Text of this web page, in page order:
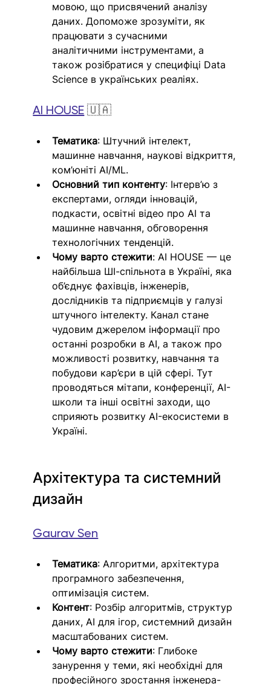
мовою, що присвячений аналізу
даних. Допоможе зрозуміти, як
працювати з сучасними
аналітичними інструментами, а
також розібратися у специфіці Data
Science в українських реаліях.
AI HOUSE 🇺🇦
Тематика: Штучний інтелект,
машинне навчання, наукові відкриття,
ком’юніті AI/ML.
Основний тип контенту: Інтерв’ю з
експертами, огляди інновацій,
подкасти, освітні відео про AI та
машинне навчання, обговорення
технологічних тенденцій.
Чому варто стежити: AI HOUSE — це
найбільша ШІ-спільнота в Україні, яка
об’єднує фахівців, інженерів,
дослідників та підприємців у галузі
штучного інтелекту. Канал стане
чудовим джерелом інформації про
останні розробки в AI, а також про
можливості розвитку, навчання та
побудови кар’єри в цій сфері. Тут
проводяться мітапи, конференції, AI-
школи та інші освітні заходи, що
сприяють розвитку AI-екосистеми в
Україні.
Архітектура та системний
дизайн
Gaurav Sen
Тематика: Алгоритми, архітектура
програмного забезпечення,
оптимізація систем.
Контент: Розбір алгоритмів, структур
даних, AI для ігор, системний дизайн
масштабованих систем.
Чому варто стежити: Глибоке
занурення у теми, які необхідні для
професійного зростання інженера-